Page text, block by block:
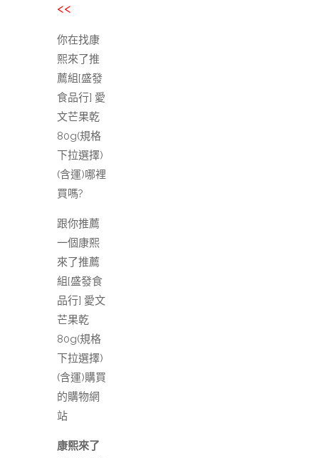
<<
你在找康
熙來了推
薦組[盛發
食品行] 愛
文芒果乾
80g(規格
下拉選擇)
(含運)哪裡
買嗎?
跟你推薦
一個康熙
來了推薦
組[盛發食
品行] 愛文
芒果乾
80g(規格
下拉選擇)
(含運)購買
的購物網
站
康熙來了